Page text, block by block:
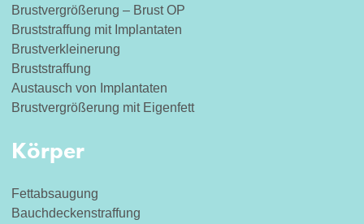
Brustvergrößerung – Brust OP
Bruststraffung mit Implantaten
Brustverkleinerung
Bruststraffung
Austausch von Implantaten
Brustvergrößerung mit Eigenfett
Körper
Fettabsaugung
Bauchdeckenstraffung